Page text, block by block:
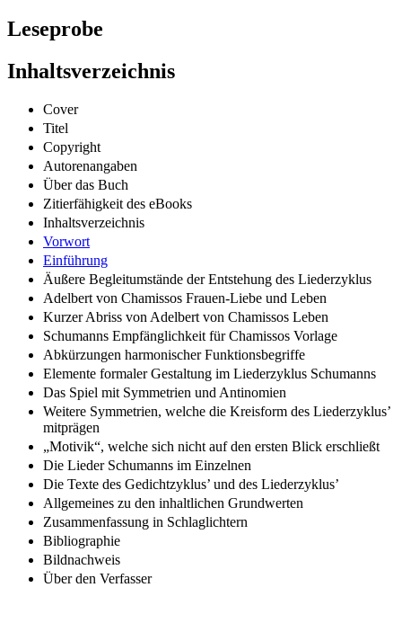
Leseprobe
Cover
Titel
Copyright
Autorenangaben
Über das Buch
Zitierfähigkeit des eBooks
Inhaltsverzeichnis
Vorwort
Einführung
Äußere Begleitumstände der Entstehung des Liederzyklus
Adelbert von Chamissos Frauen-Liebe und Leben
Kurzer Abriss von Adelbert von Chamissos Leben
Schumanns Empfänglichkeit für Chamissos Vorlage
Abkürzungen harmonischer Funktionsbegriffe
Elemente formaler Gestaltung im Liederzyklus Schumanns
Das Spiel mit Symmetrien und Antinomien
Weitere Symmetrien, welche die Kreisform des Liederzyklus’
mitprägen
„Motivik“, welche sich nicht auf den ersten Blick erschließt
Die Lieder Schumanns im Einzelnen
Die Texte des Gedichtzyklus’ und des Liederzyklus’
Allgemeines zu den inhaltlichen Grundwerten
Zusammenfassung in Schlaglichtern
Bibliographie
Bildnachweis